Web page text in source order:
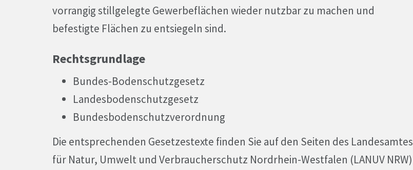
vorrangig stillgelegte Gewerbeflächen wieder nutzbar zu machen und
befestigte Flächen zu entsiegeln sind.
Rechtsgrundlage
Bundes-Bodenschutzgesetz
Landesbodenschutzgesetz
Bundesbodenschutzverordnung
Die entsprechenden Gesetzestexte finden Sie auf den Seiten des Landesamtes
für Natur, Umwelt und Verbraucherschutz Nordrhein-Westfalen (LANUV NRW)